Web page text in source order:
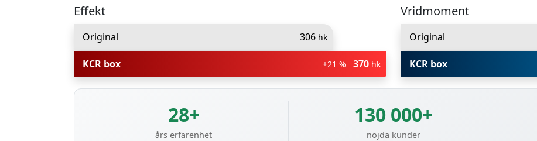
Effekt
Original 306 hk
KCR box +21 % 370 hk
Vridmoment
Original
KCR box
28+
års erfarenhet
130 000+
nöjda kunder